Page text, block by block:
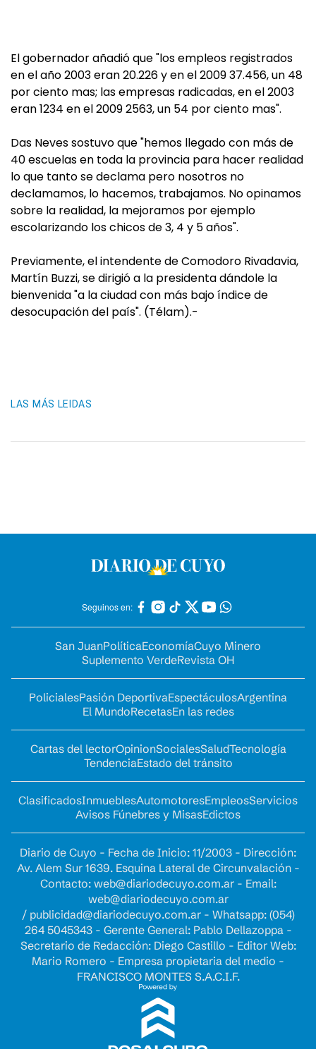
El gobernador añadió que "los empleos registrados
en el año 2003 eran 20.226 y en el 2009 37.456, un 48
por ciento mas; las empresas radicadas, en el 2003
eran 1234 en el 2009 2563, un 54 por ciento mas".
Das Neves sostuvo que "hemos llegado con más de
40 escuelas en toda la provincia para hacer realidad
lo que tanto se declama pero nosotros no
declamamos, lo hacemos, trabajamos. No opinamos
sobre la realidad, la mejoramos por ejemplo
escolarizando los chicos de 3, 4 y 5 años".
Previamente, el intendente de Comodoro Rivadavia,
Martín Buzzi, se dirigió a la presidenta dándole la
bienvenida "a la ciudad con más bajo índice de
desocupación del país". (Télam).-
LAS MÁS LEIDAS
Seguinos en:
San JuanPolíticaEconomíaCuyo Minero
Suplemento VerdeRevista OH
PolicialesPasión DeportivaEspectáculosArgentina
El MundoRecetasEn las redes
Cartas del lectorOpinionSocialesSaludTecnología
TendenciaEstado del tránsito
ClasificadosInmueblesAutomotoresEmpleosServicios
Avisos Fúnebres y MisasEdictos
Diario de Cuyo - Fecha de Inicio: 11/2003 - Dirección:
Av. Alem Sur 1639. Esquina Lateral de Circunvalación -
Contacto: web@diariodecuyo.com.ar- Email:
web@diariodecuyo.com.ar
/ publicidad@diariodecuyo.com.ar- Whatsapp: (054)
264 5045343 - Gerente General: Pablo Dellazoppa -
Secretario de Redacción: Diego Castillo - Editor Web:
Mario Romero - Empresa propietaria del medio -
FRANCISCO MONTES S.A.C.I.F.